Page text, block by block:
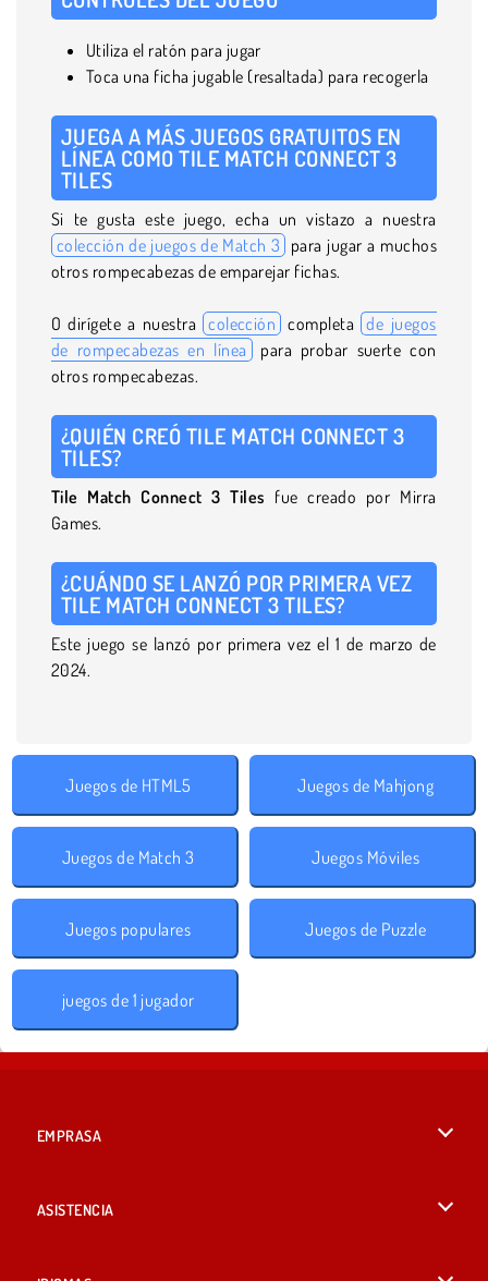
Utiliza el ratón para jugar
Toca una ficha jugable (resaltada) para recogerla
JUEGA A MÁS JUEGOS GRATUITOS EN
LÍNEA COMO TILE MATCH CONNECT 3
TILES
Si te gusta este juego, echa un vistazo a nuestra
colección de juegos de Match 3 para jugar a muchos
otros rompecabezas de emparejar fichas.
O dirígete a nuestra colección completa de juegos
de rompecabezas en línea para probar suerte con
otros rompecabezas.
¿QUIÉN CREÓ TILE MATCH CONNECT 3
TILES?
Tile Match Connect 3 Tiles fue creado por Mirra
Games.
¿CUÁNDO SE LANZÓ POR PRIMERA VEZ
TILE MATCH CONNECT 3 TILES?
Este juego se lanzó por primera vez el 1 de marzo de
2024.
Juegos de HTML5 Juegos de Mahjong
Juegos de Match 3 Juegos Móviles
Juegos populares Juegos de Puzzle
juegos de 1 jugador
EMPRASA
ASISTENCIA